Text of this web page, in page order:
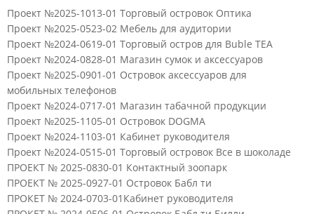
Проект №2025-1013-01 Торговый островок Оптика
Проект №2025-0523-02 Мебель для аудитории
Проект №2024-0619-01 Торговый остров для Buble TEA
Проект №2024-0828-01 Магазин сумок и аксессуаров
Проект №2025-0901-01 Островок аксессуаров для
мобильных телефонов
Проект №2024-0717-01 Магазин табачной продукции
Проект №2025-1105-01 Островок DOGMA
Проект №2024-1103-01 Кабинет руководителя
Проект №2024-0515-01 Торговый островок Все в шоколаде
ПРОЕКТ № 2025-0830-01 Контактный зоопарк
ПРОЕКТ № 2025-0927-01 Островок Бабл ти
ПРОКЕТ № 2024-0703-01Кабинет руководителя